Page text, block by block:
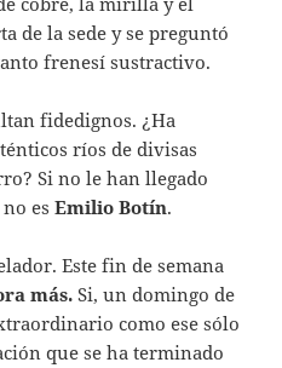
de la sede y se preguntó
frenesí sustractivo.
fidedignos. ¿Ha
ríos de divisas
Si no le han llegado
es Emilio Botín.
Este fin de semana
más.Si, un domingo de
como ese sólo
que se ha terminado